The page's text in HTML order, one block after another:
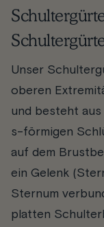
Unser
oberen
und besteht aus
s-förmigen
auf dem
ein Gelenk
Sternum
platten